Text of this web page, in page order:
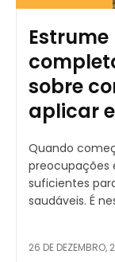
sobre
aplicar
Quando
preocupações
suficientes
saudáveis. É
26 DE DEZEMBRO,